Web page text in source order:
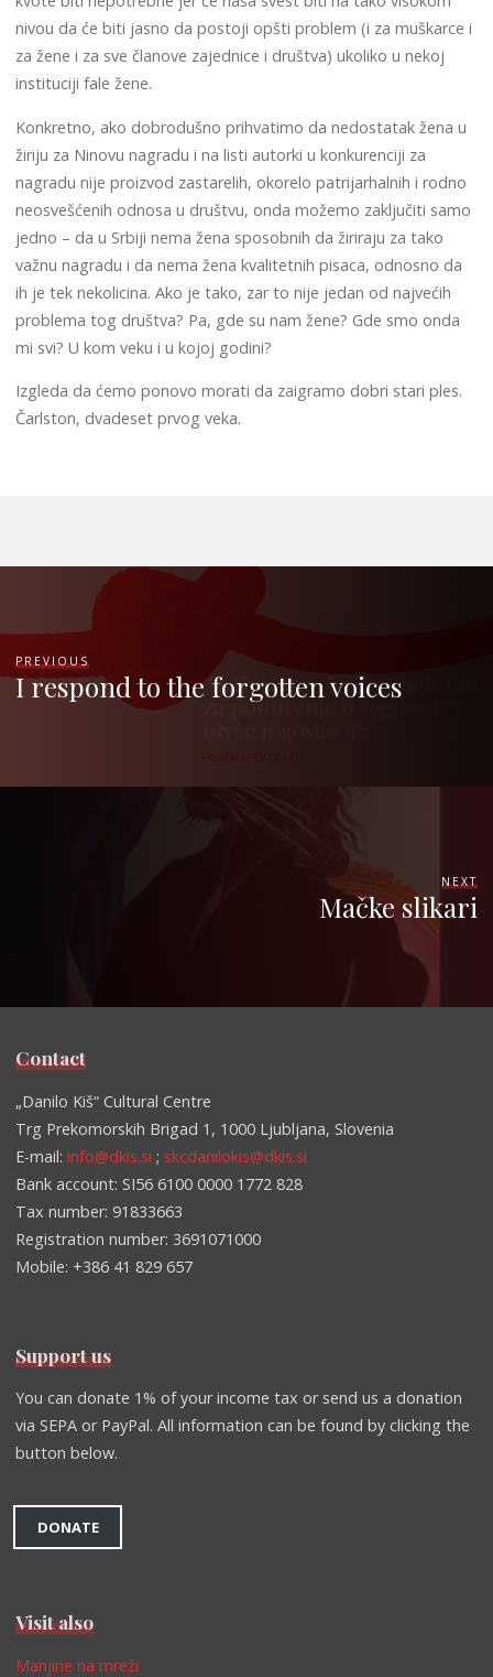
nivou da će biti jasno da postoji opšti problem (i za muškarce i
za žene i za sve članove zajednice i društva) ukoliko u nekoj
instituciji fale žene.
Konkretno, ako dobrodušno prihvatimo da nedostatak žena u
žiriju za Ninovu nagradu i na listi autorki u konkurenciji za
nagradu nije proizvod zastarelih, okorelo patrijarhalnih i rodno
neosvešćenih odnosa u društvu, onda možemo zaključiti samo
jedno – da u Srbiji nema žena sposobnih da žiriraju za tako
važnu nagradu i da nema žena kvalitetnih pisaca, odnosno da
ih je tek nekolicina. Ako je tako, zar to nije jedan od najvećih
problema tog društva? Pa, gde su nam žene? Gde smo onda
mi svi? U kom veku i u kojoj godini?
Izgleda da ćemo ponovo morati da zaigramo dobri stari ples.
Čarlston, dvadeset prvog veka.
PREVIOUS
I respond to the forgotten voices
NEXT
Mačke slikari
Contact
„Danilo Kiš“ Cultural Centre
Trg Prekomorskih Brigad 1, 1000 Ljubljana, Slovenia
E-mail:info@dkis.si ; skcdanilokis@dkis.si
Bank account: SI56 6100 0000 1772 828
Tax number: 91833663
Registration number: 3691071000
Mobile: +386 41 829 657
Support us
You can donate 1% of your income tax or send us a donation
via SEPA or PayPal. All information can be found by clicking the
button below.
DONATE
Visit also
Manjine na mreži